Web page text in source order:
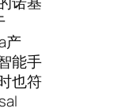
产
能手
也符